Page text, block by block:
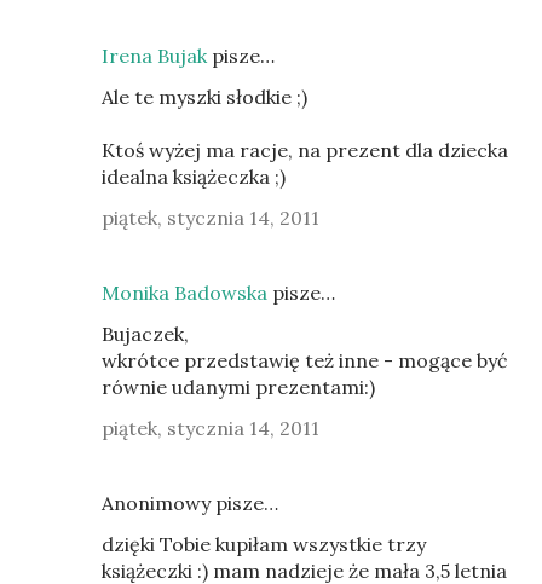
Irena Bujakpisze…
Ale te myszki słodkie ;)
Ktoś wyżej ma racje, na prezent dla dziecka
idealna książeczka ;)
piątek, stycznia 14, 2011
Monika Badowska pisze…
Bujaczek,
wkrótce przedstawię też inne - mogące być
równie udanymi prezentami:)
piątek, stycznia 14, 2011
Anonimowy pisze…
dzięki Tobie kupiłam wszystkie trzy
książeczki :) mam nadzieje że mała 3,5 letnia